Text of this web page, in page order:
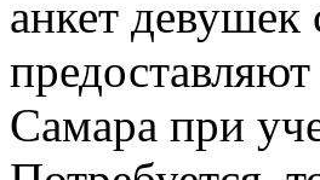
анкет
Самара при